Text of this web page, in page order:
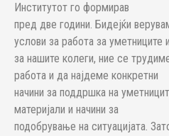
Институтот го формирав
пред две години. Бидејќи
услови за работа за уметниците и
за нашите колеги, ние се
работа и да најдеме конкретни
начини за поддршка на
материјали и начини за
подобрување на ситуацијата.